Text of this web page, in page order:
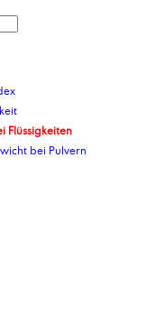
Flüssigkeiten
bei Pulvern